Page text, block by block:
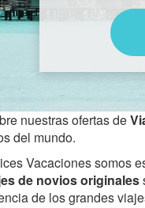
nuestras ofertas de
del mundo.
Vacaciones somos
de novios originales
de los grandes